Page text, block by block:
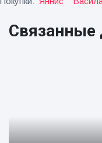
Связанные